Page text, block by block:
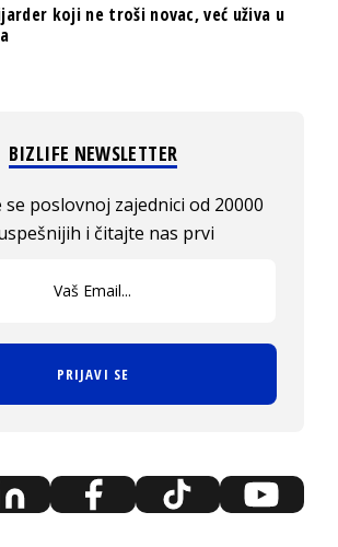
koji ne troši novac, već uživa u
BIZLIFE NEWSLETTER
poslovnoj zajednici od 20000
i čitajte nas prvi
PRIJAVI SE